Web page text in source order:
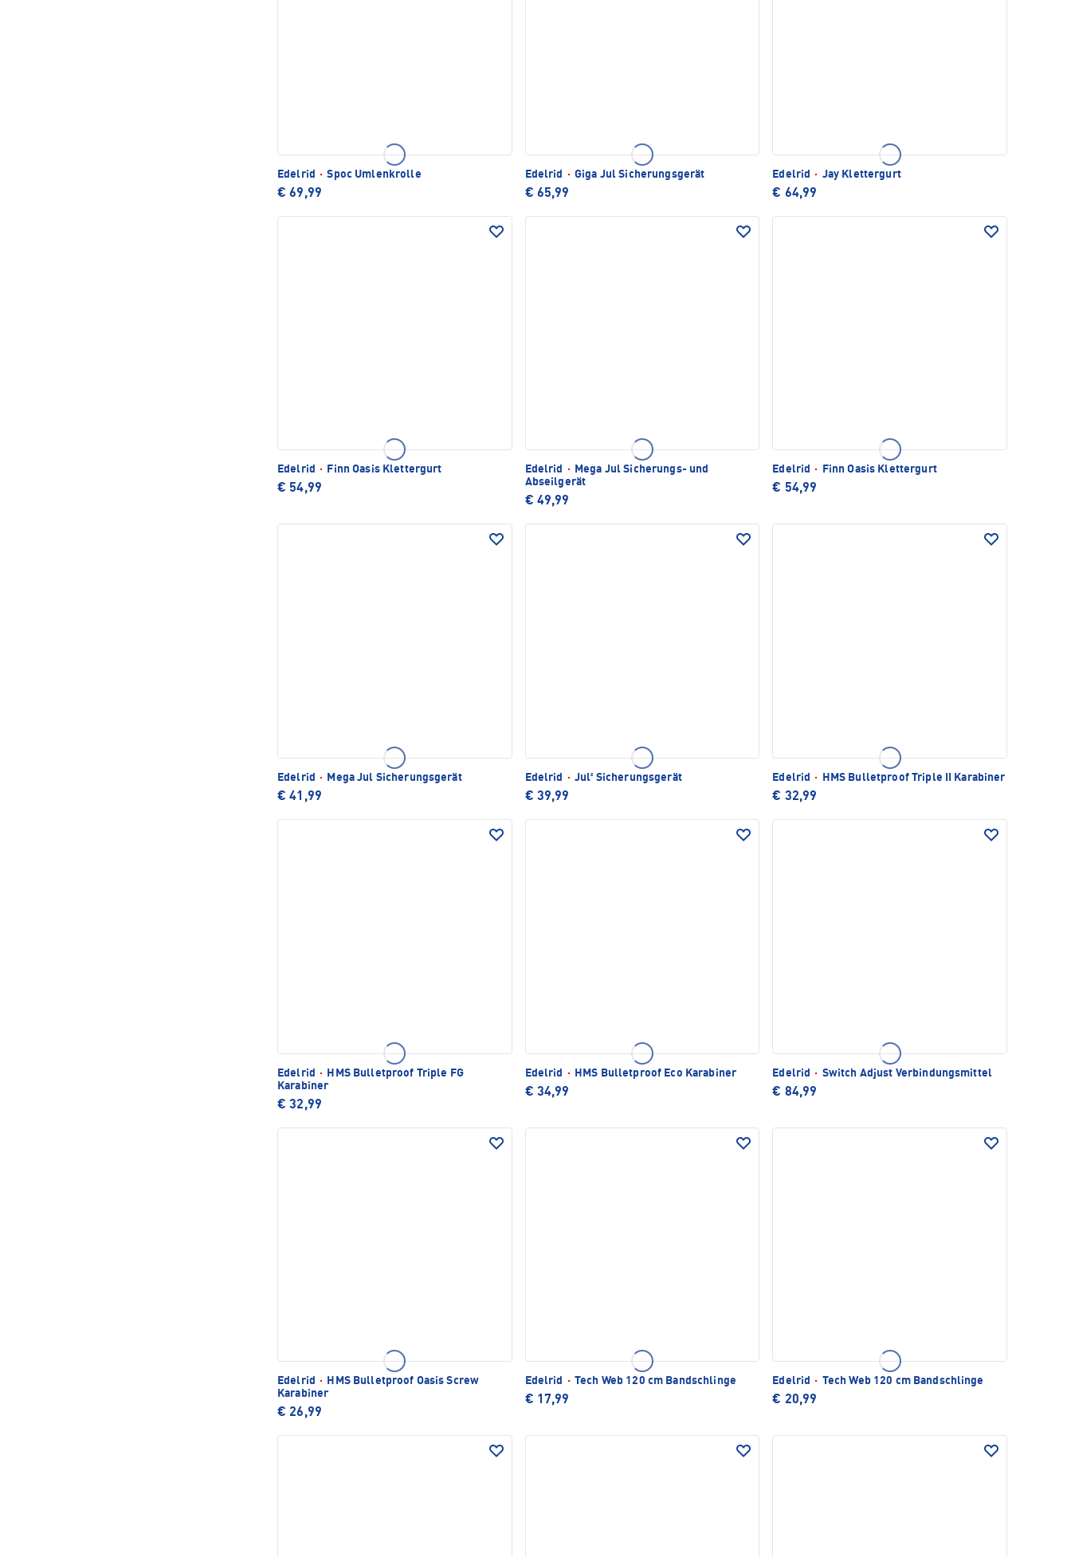
Edelrid · Spoc Umlenkrolle
€ 69,99
Edelrid · Giga Jul Sicherungsgerät
€ 65,99
Edelrid · Jay Klettergurt
€ 64,99
Edelrid · Finn Oasis Klettergurt
€ 54,99
Edelrid ·
Mega Jul Sicherungs- und
Abseilgerät
€ 49,99
Edelrid · Finn Oasis Klettergurt
€ 54,99
Edelrid · Mega Jul Sicherungsgerät
€ 41,99
Edelrid · Jul² Sicherungsgerät
€ 39,99
Edelrid · HMS Bulletproof Triple II Karabiner
€ 32,99
Edelrid ·
HMS Bulletproof Triple FG
Karabiner
€ 32,99
Edelrid · HMS Bulletproof Eco Karabiner
€ 34,99
Edelrid · Switch Adjust Verbindungsmittel
€ 84,99
Edelrid ·
HMS Bulletproof Oasis Screw
Karabiner
€ 26,99
Edelrid · Tech Web 120 cm Bandschlinge
€ 17,99
Edelrid · Tech Web 120 cm Bandschlinge
€ 20,99